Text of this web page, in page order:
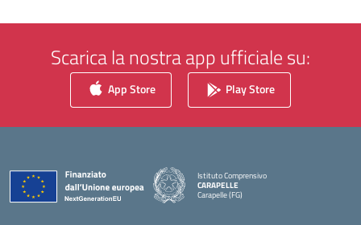
Scarica la nostra app ufficiale su:
App Store Play Store
Istituto Comprensivo
CARAPELLE
Carapelle (FG)
— Visita la pagina iniziale della scuola